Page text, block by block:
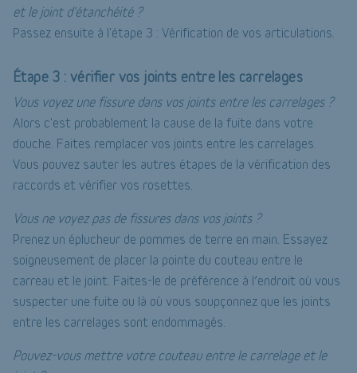
et le joint d'étanchéité ?
Passez ensuite à l'étape 3 : Vérification de vos articulations.
Étape 3 : vérifier vos joints entre les carrelages
Vous voyez une fissure dans vos joints entre les carrelages ?
Alors c'est probablement la cause de la fuite dans votre
douche. Faites remplacer vos joints entre les carrelages.
Vous pouvez sauter les autres étapes de la vérification des
raccords et vérifier vos rosettes.
Vous ne voyez pas de fissures dans vos joints ?
Prenez un éplucheur de pommes de terre en main. Essayez
soigneusement de placer la pointe du couteau entre le
carreau et le joint. Faites-le de préférence à l’endroit où vous
suspecter une fuite ou là où vous soupçonnez que les joints
entre les carrelages sont endommagés.
Pouvez-vous mettre votre couteau entre le carrelage et le